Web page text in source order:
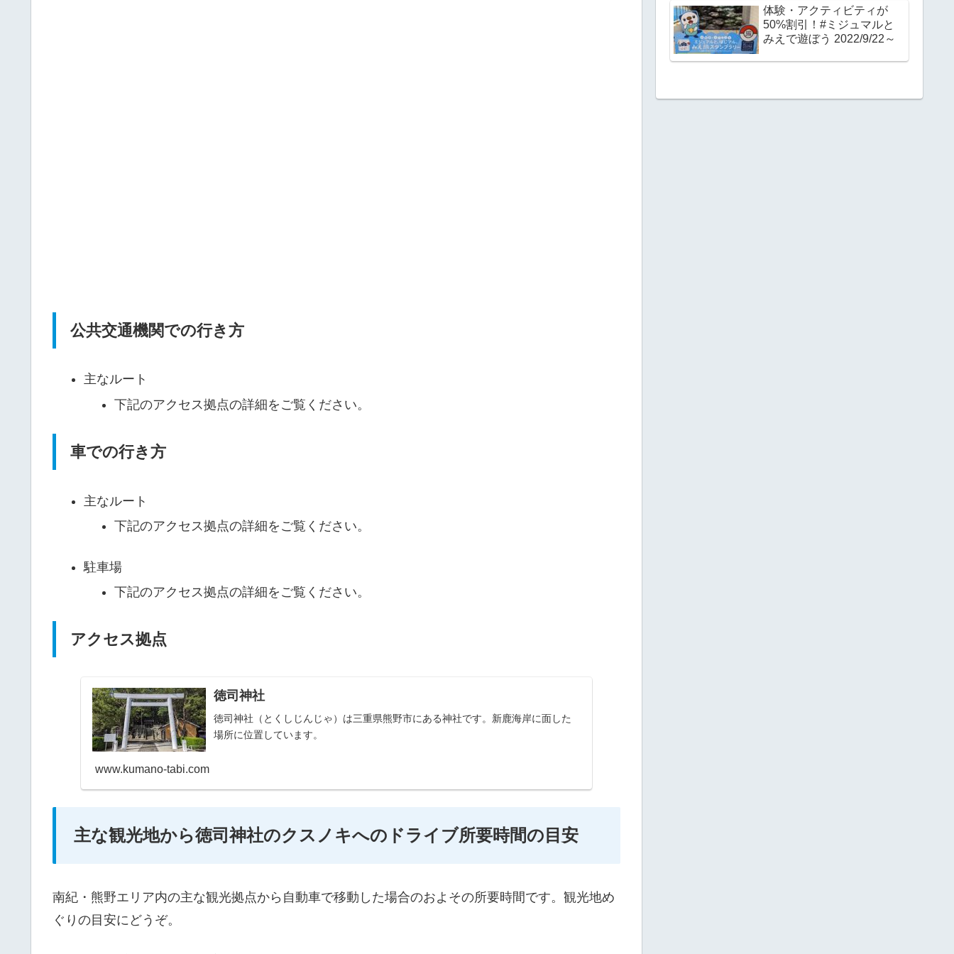
公共交通機関での行き方
主なルート
下記のアクセス拠点の詳細をご覧ください。
車での行き方
主なルート
下記のアクセス拠点の詳細をご覧ください。
駐車場
下記のアクセス拠点の詳細をご覧ください。
アクセス拠点
徳司神社
徳司神社（とくしじんじゃ）は三重県熊野市にある神社です。新鹿海岸に面した
場所に位置しています。
www.kumano-tabi.com
主な観光地から徳司神社のクスノキへのドライブ所要時間の目安
南紀・熊野エリア内の主な観光拠点から自動車で移動した場合のおよその所要時間です。観光地め
ぐりの目安にどうぞ。
体験・アクティビティが
50%割引！#ミジュマルと
みえで遊ぼう 2022/9/22～